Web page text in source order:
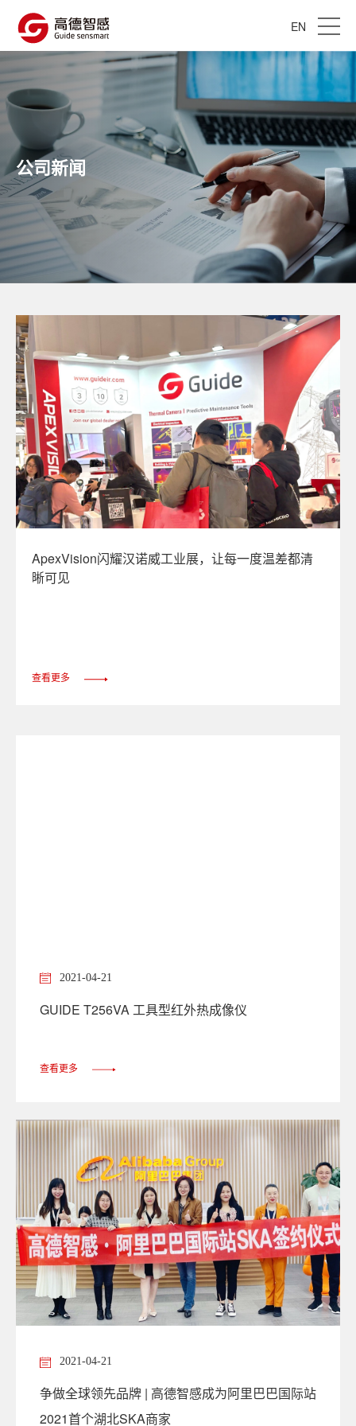
EN
公司新闻
ApexVision闪耀汉诺威工业展，让每一度温差都清
晰可见
查看更多
2021-04-21
GUIDE T256VA 工具型红外热成像仪
查看更多
2021-04-21
争做全球领先品牌 | 高德智感成为阿里巴巴国际站
2021首个湖北SKA商家